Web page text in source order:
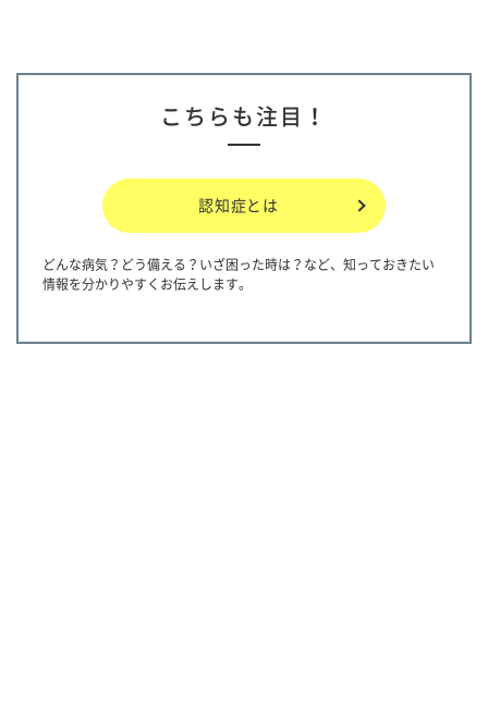
こちらも注目！
認知症とは
どんな病気？どう備える？いざ困った時は？など、知っておきたい
情報を分かりやすくお伝えします。